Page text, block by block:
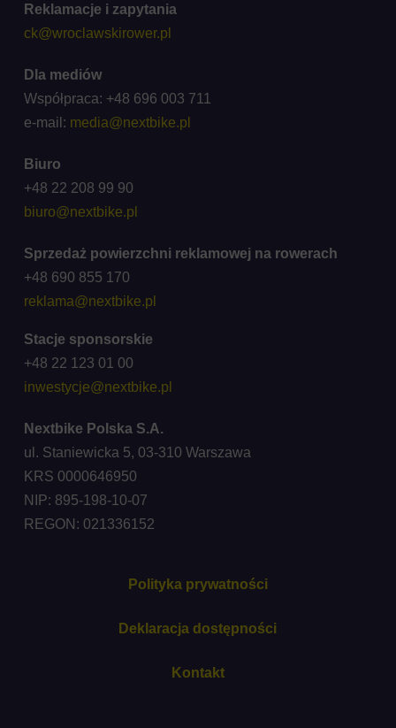
Reklamacje i zapytania
ck@wroclawskirower.pl
Dla mediów
Współpraca: +48 696 003 711
e-mail: media@nextbike.pl
Biuro
+48 22 208 99 90
biuro@nextbike.pl
Sprzedaż powierzchni reklamowej na rowerach
+48 690 855 170
reklama@nextbike.pl
Stacje sponsorskie
+48 22 123 01 00
inwestycje@nextbike.pl
Nextbike Polska S.A.
ul. Staniewicka 5, 03-310 Warszawa
KRS 0000646950
NIP: 895-198-10-07
REGON: 021336152
Polityka prywatności
Deklaracja dostępności
Kontakt